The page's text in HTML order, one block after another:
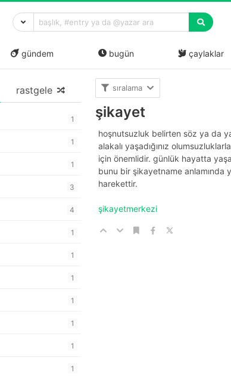
gündem bugün çaylaklar
rastgele
1
1
1
3
4
1
1
1
1
1
1
1
sıralama
şikayet
hoşnutsuzluk belirten söz ya da
alakalı yaşadığınız
için önemlidir. günlük hayatta
bunu bir şikayetname anlamında
harekettir.
şikayetmerkezi